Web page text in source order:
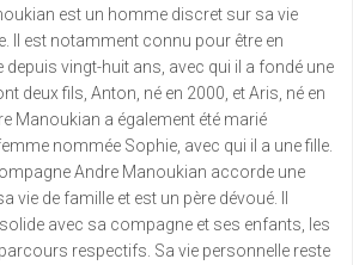
est un homme discret sur sa vie
Il est notamment connu pour être en
depuis vingt-huit ans, avec qui il a fondé une
deux fils, Anton, né en 2000, et Aris, né en
Manoukian a également été marié
nommée Sophie, avec qui il a une fille.
Andre Manoukian accorde une
vie de famille et est un père dévoué. Il
avec sa compagne et ses enfants, les
respectifs. Sa vie personnelle reste